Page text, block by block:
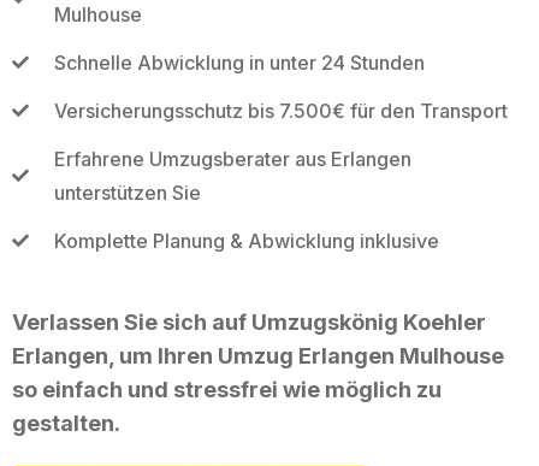
Mulhouse
Schnelle Abwicklung in unter 24 Stunden
Versicherungsschutz bis 7.500€ für den Transport
Erfahrene Umzugsberater aus Erlangen
unterstützen Sie
Komplette Planung & Abwicklung inklusive
Verlassen Sie sich auf Umzugskönig Koehler
Erlangen, um Ihren Umzug Erlangen Mulhouse
so einfach und stressfrei wie möglich zu
gestalten.